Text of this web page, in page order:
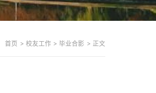
首页 > 校友工作 > 毕业合影 > 正文